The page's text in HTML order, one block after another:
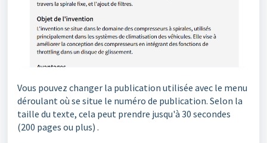
Vous pouvez changer la publication utilisée avec le menu
déroulant où se situe le numéro de publication. Selon la
taille du texte, cela peut prendre jusqu'à 30 secondes
(200 pages ou plus) .